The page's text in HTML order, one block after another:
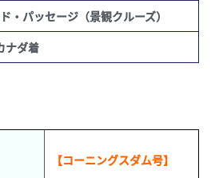
パッセージ（景観クルーズ）
ナダ着
【コーニングスダム号】